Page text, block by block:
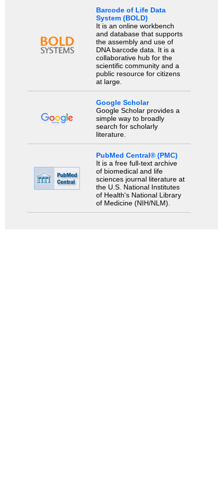
Barcode of Life Data
System (BOLD)
It is an online workbench
and database that supports
the assembly and use of
DNA barcode data. It is a
collaborative hub for the
scientific community and a
public resource for citizens
at large.
Google Scholar
Google Scholar provides a
simple way to broadly
search for scholarly
literature.
PubMed Central® (PMC)
It is a free full-text archive
of biomedical and life
sciences journal literature at
the U.S. National Institutes
of Health's National Library
of Medicine (NIH/NLM).